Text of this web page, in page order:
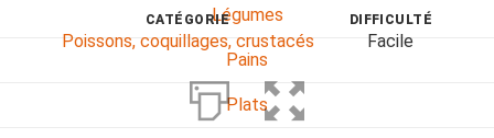
Légumes
Pains
Plats
CATÉGORIE
Poissons, coquillages, crustacés
DIFFICULTÉ
Facile